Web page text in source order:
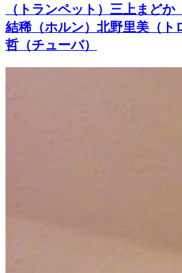
（トランペット）三上まど
結稀（ホルン）北野里美（ト
哲（チューバ）